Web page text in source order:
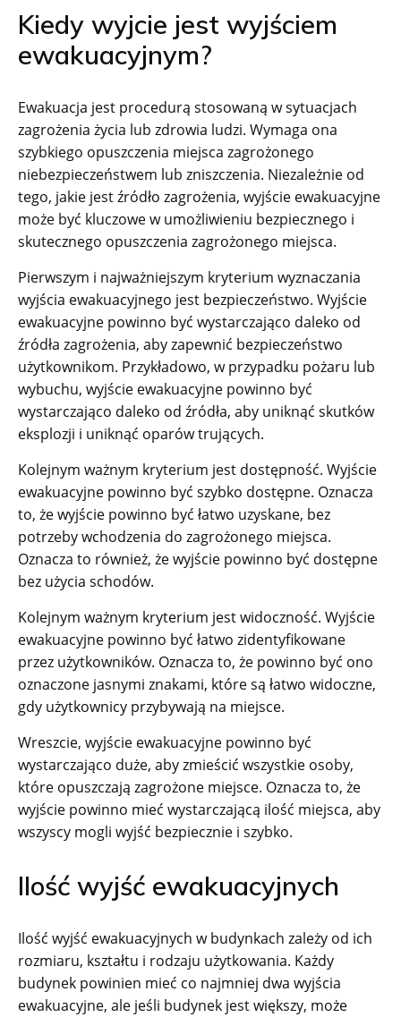
Kiedy wyjcie jest wyjściem
ewakuacyjnym?
Ewakuacja jest procedurą stosowaną w sytuacjach
zagrożenia życia lub zdrowia ludzi. Wymaga ona
szybkiego opuszczenia miejsca zagrożonego
niebezpieczeństwem lub zniszczenia. Niezależnie od
tego, jakie jest źródło zagrożenia, wyjście ewakuacyjne
może być kluczowe w umożliwieniu bezpiecznego i
skutecznego opuszczenia zagrożonego miejsca.
Pierwszym i najważniejszym kryterium wyznaczania
wyjścia ewakuacyjnego jest bezpieczeństwo. Wyjście
ewakuacyjne powinno być wystarczająco daleko od
źródła zagrożenia, aby zapewnić bezpieczeństwo
użytkownikom. Przykładowo, w przypadku pożaru lub
wybuchu, wyjście ewakuacyjne powinno być
wystarczająco daleko od źródła, aby uniknąć skutków
eksplozji i uniknąć oparów trujących.
Kolejnym ważnym kryterium jest dostępność. Wyjście
ewakuacyjne powinno być szybko dostępne. Oznacza
to, że wyjście powinno być łatwo uzyskane, bez
potrzeby wchodzenia do zagrożonego miejsca.
Oznacza to również, że wyjście powinno być dostępne
bez użycia schodów.
Kolejnym ważnym kryterium jest widoczność. Wyjście
ewakuacyjne powinno być łatwo zidentyfikowane
przez użytkowników. Oznacza to, że powinno być ono
oznaczone jasnymi znakami, które są łatwo widoczne,
gdy użytkownicy przybywają na miejsce.
Wreszcie, wyjście ewakuacyjne powinno być
wystarczająco duże, aby zmieścić wszystkie osoby,
które opuszczają zagrożone miejsce. Oznacza to, że
wyjście powinno mieć wystarczającą ilość miejsca, aby
wszyscy mogli wyjść bezpiecznie i szybko.
Ilość wyjść ewakuacyjnych
Ilość wyjść ewakuacyjnych w budynkach zależy od ich
rozmiaru, kształtu i rodzaju użytkowania. Każdy
budynek powinien mieć co najmniej dwa wyjścia
ewakuacyjne, ale jeśli budynek jest większy, może